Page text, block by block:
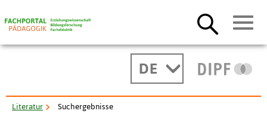
DE
Literatur Suchergebnisse